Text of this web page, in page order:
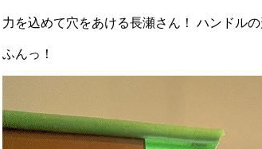
力を込めて穴をあける長瀬さん！ ハンドル
ふんっ！